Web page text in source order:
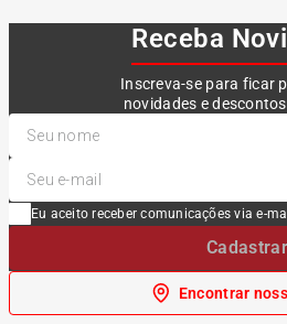
Receba
Inscreva-se para ficar
novidades e
Eu aceito receber comunicações via e-
Cadastrar
Encontrar